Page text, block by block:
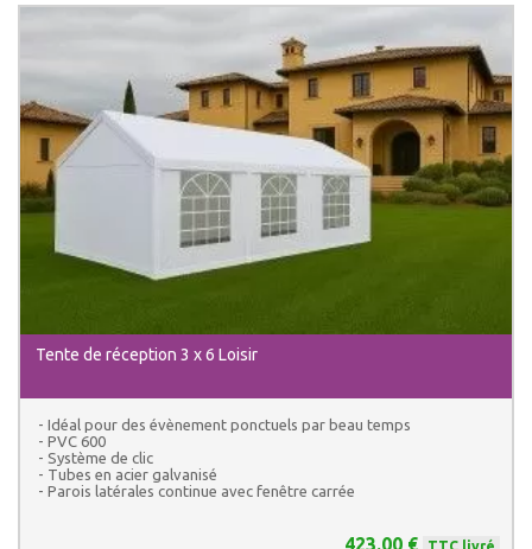
Tente de réception 3 x 6 Loisir
- Idéal pour des évènement ponctuels par beau temps
- PVC 600
- Système de clic
- Tubes en acier galvanisé
- Parois latérales continue avec fenêtre carrée
423.00 € TTC livré